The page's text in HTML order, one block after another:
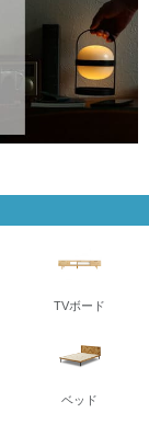
TVボード
ベッド